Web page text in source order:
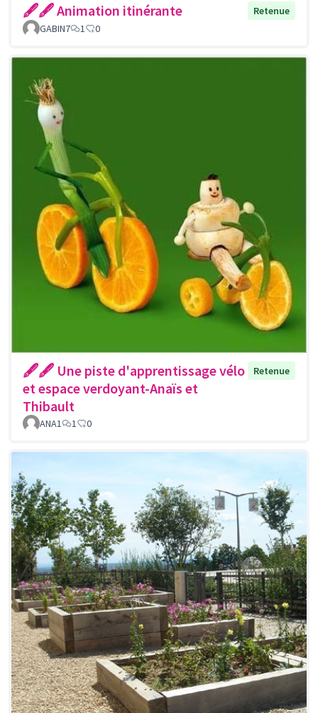
🖋🖋 Animation itinérante
Retenue
GABIN7
1 0
🖋🖋 Une piste d'apprentissage vélo
et espace verdoyant-Anaïs et
Thibault
Retenue
ANA1 1 0